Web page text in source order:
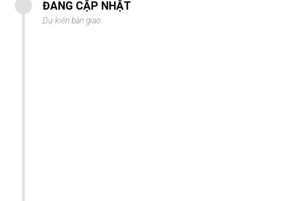
ĐANG CẬP NHẬT
Dự kiến bàn giao